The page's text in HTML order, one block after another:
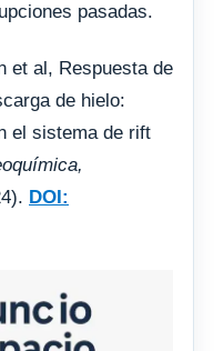
pasadas.
et al, Respuesta de
de hielo:
el sistema de rift
DOI: